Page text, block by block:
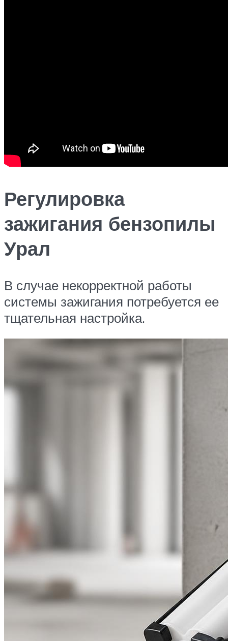
Регулировка
зажигания бензопилы
Урал
В случае некорректной работы
системы зажигания потребуется ее
тщательная настройка.